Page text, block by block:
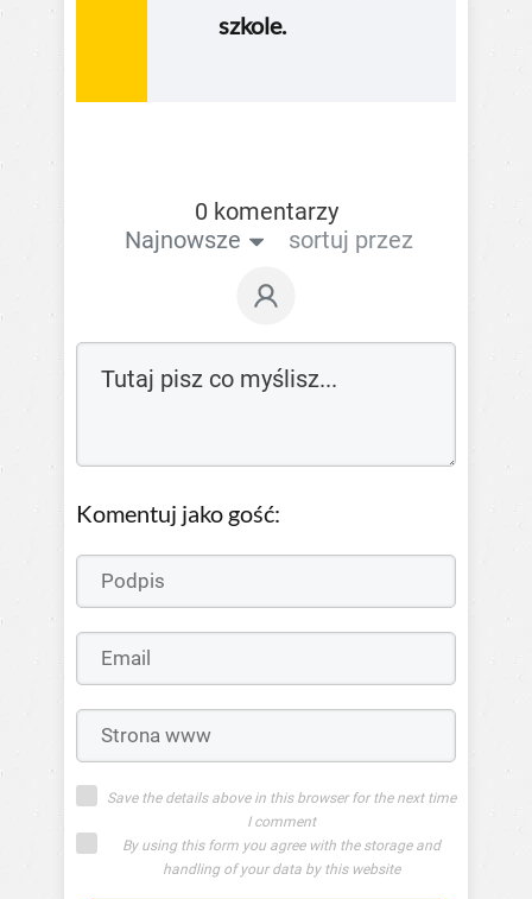
szkole.
0 komentarzy
Najnowsze
sortuj przez
Komentuj jako gość:
Save the details above in this browser for the next time
I comment
By using this form you agree with the storage and
handling of your data by this website